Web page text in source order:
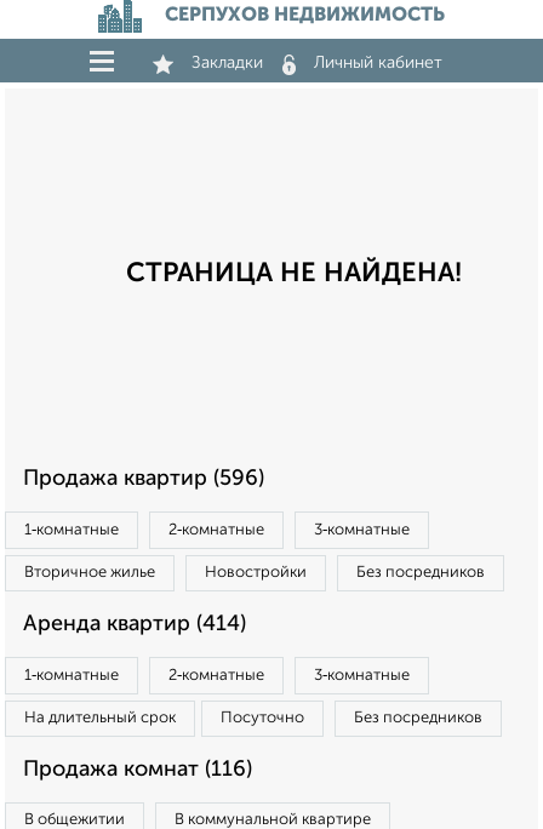
СЕРПУХОВ НЕДВИЖИМОСТЬ
Закладки Личный кабинет
СТРАНИЦА НЕ НАЙДЕНА!
Продажа квартир (596)
1‑комнатные 2‑комнатные 3‑комнатные
Вторичное жилье Новостройки Без посредников
Аренда квартир (414)
1‑комнатные 2‑комнатные 3‑комнатные
На длительный срок Посуточно Без посредников
Продажа комнат (116)
В общежитии В коммунальной квартире